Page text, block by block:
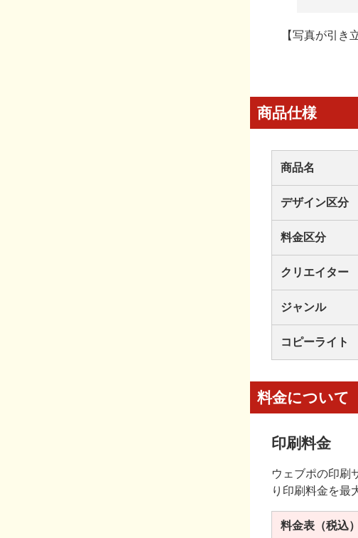
【写真が引き
商品仕様
商品名
デザイン区分
料金区分
クリエイター
ジャンル
コピーライト
料金について
印刷料金
ウェブポの印刷
り印刷料金を最
料金表 （税込）